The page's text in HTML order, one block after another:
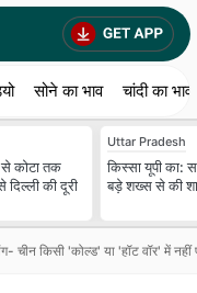
सोने का भाव चांदी का भाव
कोटा तक
दिल्ली की दूरी
Uttar Pradesh
किस्सा यूपी का:
बड़े शख्स से की
चीन किसी 'कोल्ड' या 'हॉट वॉर' में नहीं